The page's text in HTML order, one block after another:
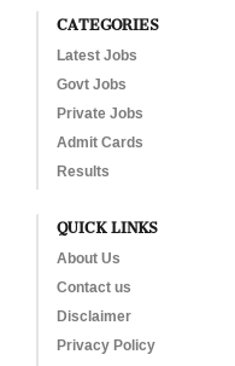
CATEGORIES
Latest Jobs
Govt Jobs
Private Jobs
Admit Cards
Results
QUICK LINKS
About Us
Contact us
Disclaimer
Privacy Policy